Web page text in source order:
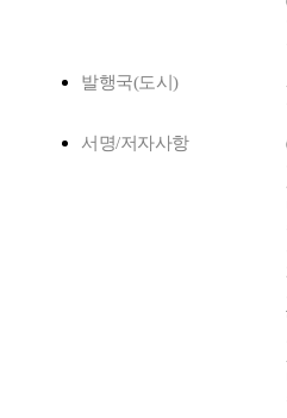
발행국(도시)
서명/저자사항